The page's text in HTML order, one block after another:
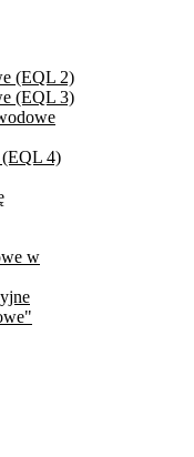
(EQL 2)
(EQL 3)
(EQL 4)
w